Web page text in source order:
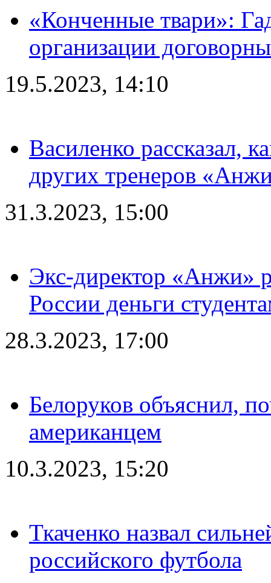
«Конченные твари»:
организации
19.5.2023, 14:10
Василенко рассказал,
других тренеров
31.3.2023, 15:00
Экс-директор «Анжи»
России деньги
28.3.2023, 17:00
Белоруков объяснил,
американцем
10.3.2023, 15:20
Ткаченко назвал
российского футбола